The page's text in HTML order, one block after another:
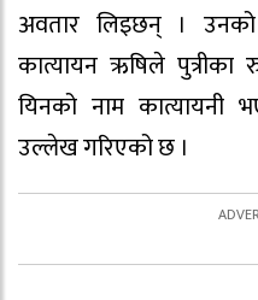
अवतार लिइछन् ।
कात्यायन ऋषिले
यिनको नाम कात्यायनी
उल्लेख गरिएको छ ।